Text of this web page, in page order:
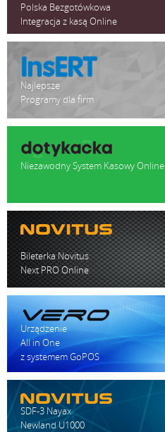
Polska Bezgotówkowa
Integracja z kasą Online
Najlepsze
Programy dla firm
Niezawodny System Kasowy Online
Bileterka Novitus
Next PRO Online
Urządzenie
All in One
z systemem GoPOS
SDF-3 Nayax
Newland U1000